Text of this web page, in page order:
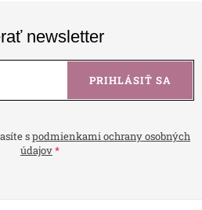
newsletter
spodmienkami ochrany osobných
údajov
PRIHLÁSIŤ SA